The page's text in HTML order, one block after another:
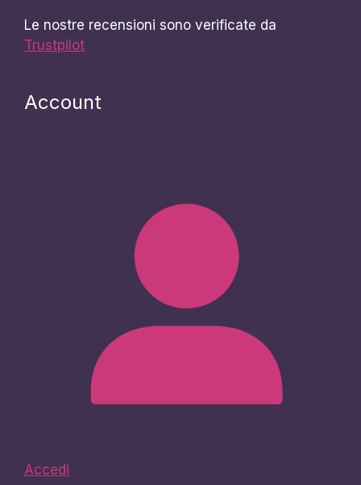
Le nostre recensioni sono verificate da
Trustpilot
Account
Accedi